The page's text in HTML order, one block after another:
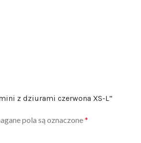
z dziurami czerwona XS-L”
pola są oznaczone*